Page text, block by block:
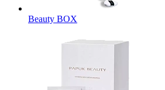
Beauty BOX